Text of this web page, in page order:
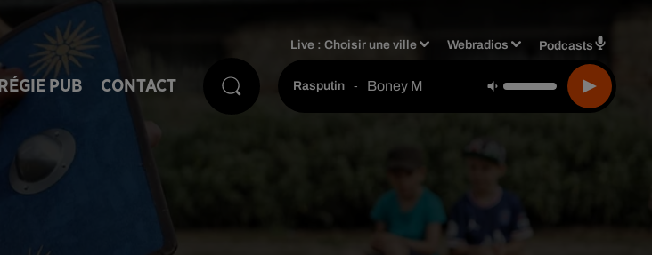
RÉGIE PUB CONTACT
Live :Choisir une ville Webradios Podcasts
Rasputin - Boney M